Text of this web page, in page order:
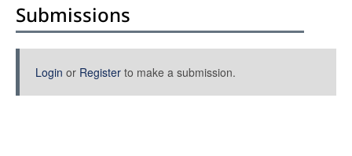
Submissions
Login or Registerto make a submission.